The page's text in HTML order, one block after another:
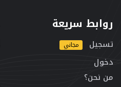
روابط سريعة
تسجيل مجاني
دخول
من نحن؟